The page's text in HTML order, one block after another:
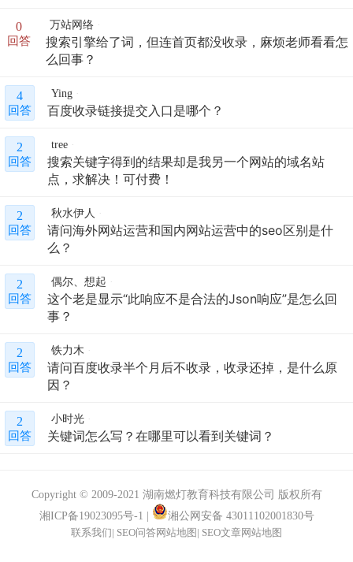
0
回答
万站网络
搜索引擎给了词，但连首页都没收录，麻烦老师看看怎
么回事？
4
回答
Ying
百度收录链接提交入口是哪个？
2
回答
tree
搜索关键字得到的结果却是我另一个网站的域名站
点，求解决！可付费！
2
回答
秋水伊人
请问海外网站运营和国内网站运营中的seo区别是什
么？
2
回答
偶尔、想起
这个老是显示“此响应不是合法的Json响应”是怎么回
事？
2
回答
铁力木
请问百度收录半个月后不收录，收录还掉，是什么原
因？
2
回答
小时光
关键词怎么写？在哪里可以看到关键词？
Copyright © 2009-2021 湖南燃灯教育科技有限公司 版权所有
湘ICP备19023095号-1
湘公网安备 43011102001830号
联系我们| SEO问答网站地图 | SEO文章网站地图